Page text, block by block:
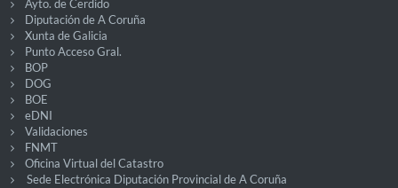
Ayto. de Cerdido
Diputación de A Coruña
Xunta de Galicia
Punto Acceso Gral.
BOP
DOG
BOE
eDNI
Validaciones
FNMT
Oficina Virtual del Catastro
Sede Electrónica Diputación Provincial de A Coruña